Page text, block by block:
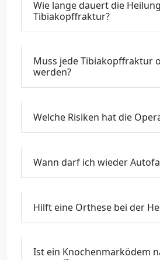
Wie lange dauert die
Tibiakopffraktur?
Muss jede Tibiakopffraktur
werden?
Welche Risiken hat die
Wann darf ich wieder
Hilft eine Orthese bei der
Ist ein Knochenmarködem